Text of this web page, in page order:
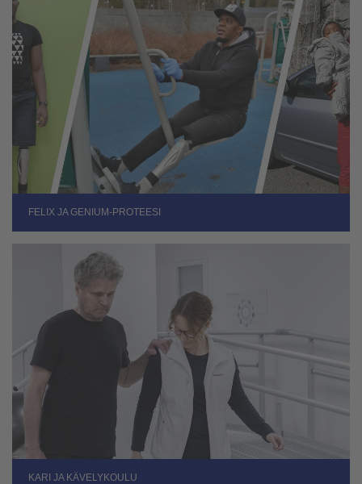
FELIX JA GENIUM-PROTEESI
KARI JA KÄVELYKOULU